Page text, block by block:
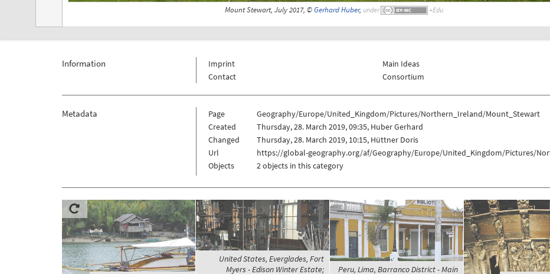
Mount Stewart, July 2017, ©Gerhard Huber, under
Information
Imprint
Contact
Main Ideas
Consortium
Metadata Page
Geography/Europe/United_Kingdom/Pictures/Northern_Ireland/Mount_Stewart
Created
Thursday, 28. March 2019, 09:35, Huber Gerhard
Changed
Thursday, 28. March 2019, 10:15, Hüttner Doris
Url
https://global-geography.org/af/Geography/Europe/United_Kingdom/Pictures/
Objects
2 objects in this category
United States, Everglades, Fort
Myers - Edison Winter Estate;
Peru, Lima, Barranco District - Main